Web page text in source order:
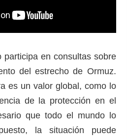
participa en consultas sobre
del estrecho de Ormuz.
es un valor global, como lo
de la protección en el
que todo el mundo lo
la situación puede